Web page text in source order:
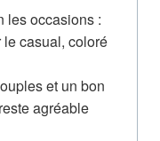
les occasions :
casual, coloré
et un bon
agréable